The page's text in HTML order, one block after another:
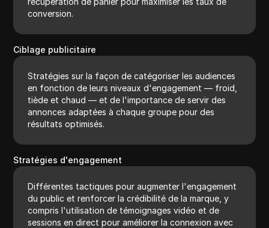
conversion.
Ciblage publicitaire
Stratégies sur la façon de catégoriser les audiences
en fonction de leurs niveaux d'engagement — froid,
tiède et chaud — et de l'importance de servir des
annonces adaptées à chaque groupe pour des
résultats optimisés.
Stratégies d'engagement
Différentes tactiques pour augmenter l'engagement
du public et renforcer la crédibilité de la marque, y
compris l'utilisation de témoignages vidéo et de
sessions en direct pour améliorer la connexion avec